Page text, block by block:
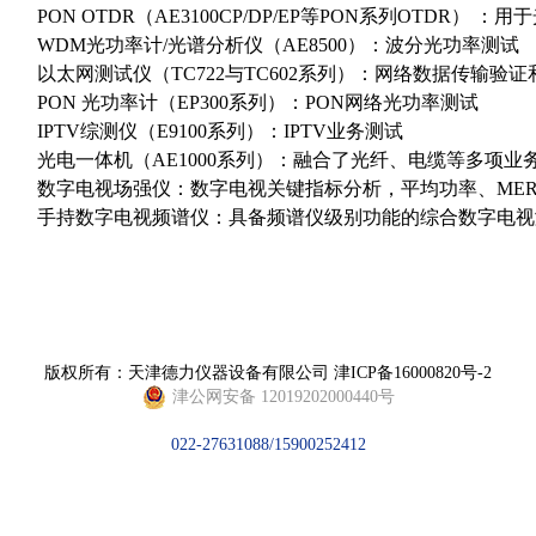
PON OTDR（AE3100CP/DP/EP等PON系列OTDR） ：用
WDM光功率计/光谱分析仪（AE8500）：波分光功率测试
以太网测试仪（TC722与TC602系列）：网络数据传输验证
PON 光功率计（EP300系列）：PON网络光功率测试
IPTV综测仪（E9100系列）：IPTV业务测试
光电一体机（AE1000系列）：融合了光纤、电缆等多项业
数字电视场强仪：数字电视关键指标分析，平均功率、
手持数字电视频谱仪：具备频谱仪级别功能的综合数字电
版权所有：天津德力仪器设备有限公司 津ICP备16000820号-2
津公网安备 12019202000440号
022-27631088/15900252412